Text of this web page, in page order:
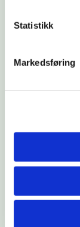
Statistikk
Markedsføring
Når pillene
krav til gode
raknet